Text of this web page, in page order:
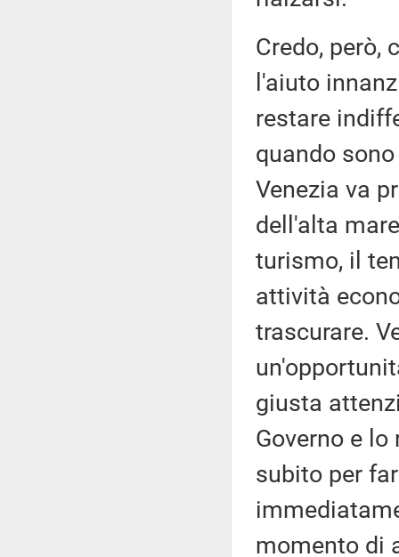
Credo, però,
l'aiuto
restare
quando
Venezia va
dell'alta
turismo, il
attività
trascurare.
giusta
Governo e
subito per
momento di